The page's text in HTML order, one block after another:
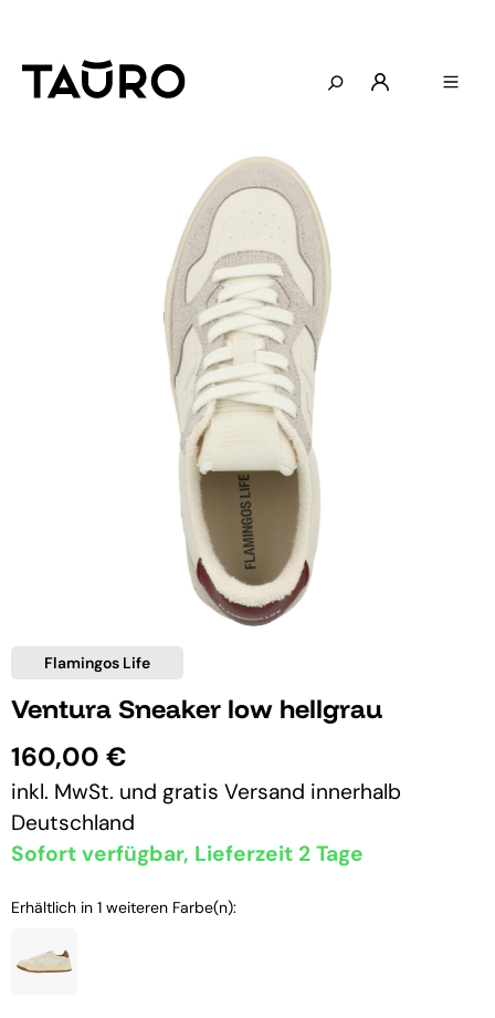
Flamingos Life
Ventura Sneaker low hellgrau
160,00 €
inkl. MwSt. und gratis Versand innerhalb
Deutschland
Sofort verfügbar, Lieferzeit 2 Tage
Erhältlich in 1 weiteren Farbe(n):